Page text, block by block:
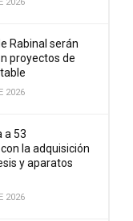
Rabinal serán
proyectos de
2026
a 53
la adquisición
y aparatos
2026